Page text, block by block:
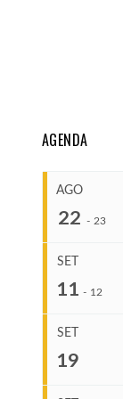
AGENDA
AGO
22 - 23
Ago 22, 2026
SET
11 - 12
SET
19